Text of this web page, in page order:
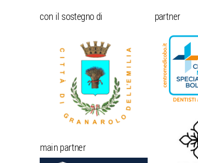
con il sostegno di
main partner
partner